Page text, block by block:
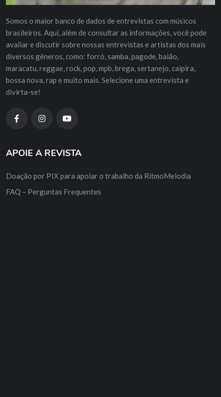
Somos o maior banco de dados de entrevistas com músicos
brasileiros. Aqui, além de consultar as informações, você pode
avaliar e discutir sobre nossas entrevistas e artistas dos mais
diversos gêneros, como: forró, samba, pagode, baião,
maracatu, reggae, rock, pop, mpb, brega, sertanejo, caipira,
bossa nova, rap e muito mais. Selecione uma entrevista e
divirta-se!
APOIE A REVISTA
Doação por PIX para apoiar o trabalho da RitmoMelodia
FAQ – Perguntas Frequentes